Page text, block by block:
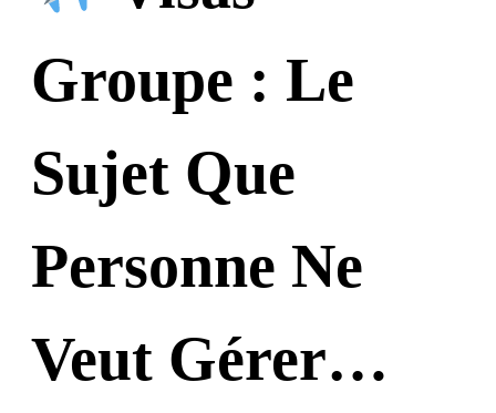
Groupe : Le
Sujet Que
Personne Ne
Veut Gérer…